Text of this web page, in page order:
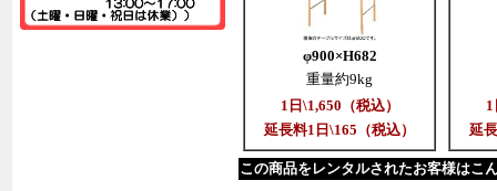
φ900×H682
重量約9kg
1日\1,650（税込）
延長料1日\165（税込）
延
この商品をレンタルされたお客様はこ